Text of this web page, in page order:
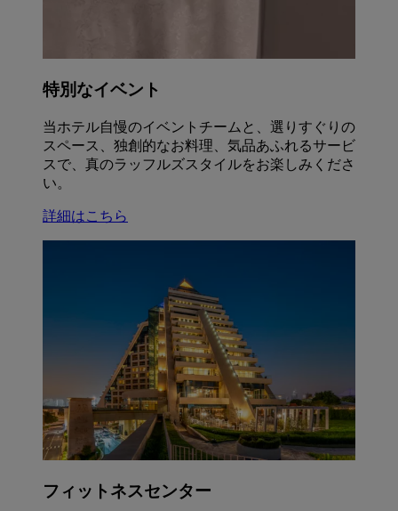
特別なイベント
当ホテル自慢のイベントチームと、選りすぐりの
スペース、独創的なお料理、気品あふれるサービ
スで、真のラッフルズスタイルをお楽しみくださ
い。
詳細はこちら
フィットネスセンター